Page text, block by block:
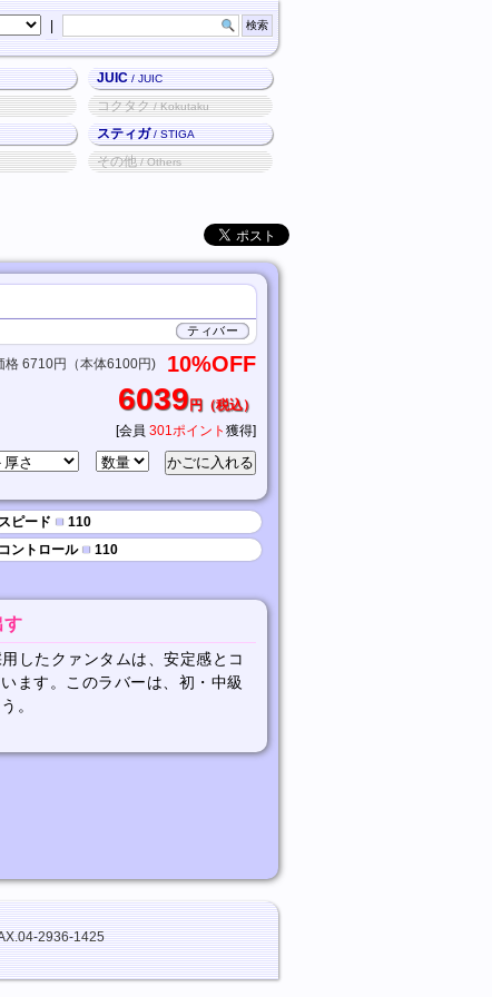
JUIC/ JUIC
コクタク/ Kokutaku
スティガ/ STIGA
その他/ Others
ティバー
格 6710円（本体6100円) 10%OFF
6039円（税込）
[会員 301ポイント 獲得]
スピード ■ 110
コントロール ■ 110
す
したクァンタムは、安定感とコ
ます。このラバーは、初・中級
。
2936-1425